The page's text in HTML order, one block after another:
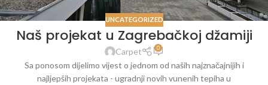
UNCATEGORIZED
Naš projekat u Zagrebačkoj džamiji
Carpet 0
Sa ponosom dijelimo vijest o jednom od naših najznačajnijih i
najljepših projekata - ugradnji novih vunenih tepiha u